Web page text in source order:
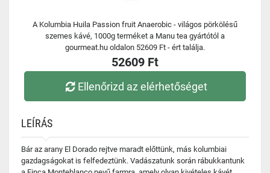
A Kolumbia Huila Passion fruit Anaerobic - világos pörkölésű
szemes kávé, 1000g terméket a Manu tea gyártótól a
gourmeat.hu oldalon 52609 Ft - ért találja.
52609 Ft
Ellenőrizd az elérhetőséget
LEÍRÁS
Bár az arany El Dorado rejtve maradt előttünk, más kolumbiai
gazdagságokat is felfedeztünk. Vadászatunk során rábukkantunk